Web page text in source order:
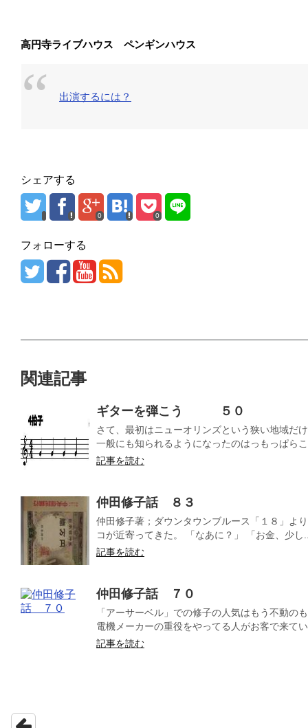
高円寺ライブハウス ペンギンハウス
出演するには？
シェアする
0 0
フォローする
関連記事
ギターを弾こう ５０
さて、最初はニューオリンズという狭い地域だ
一般にも知られるようになったのはっもっぱら
記事を読む
仲田修子話 ８３
仲田修子著；ダウンタウンブルース「１８」
コが近寄ってきた。 「なあに？」 「お金、少し
記事を読む
仲田修子話 ７０
「アーサーベル」での修子の人気はもう不動の
電機メーカーの重役をやってる人がお客で来て
記事を読む